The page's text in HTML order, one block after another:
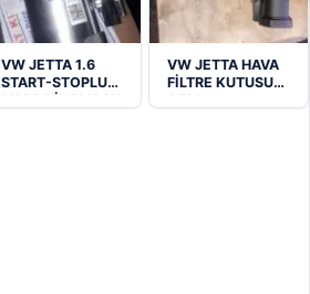
VW JETTA 1.6
START-STOPLU
MARŞ DİNAMOSU
VW JETTA HAVA
FİLTRE KUTUSU
OEM